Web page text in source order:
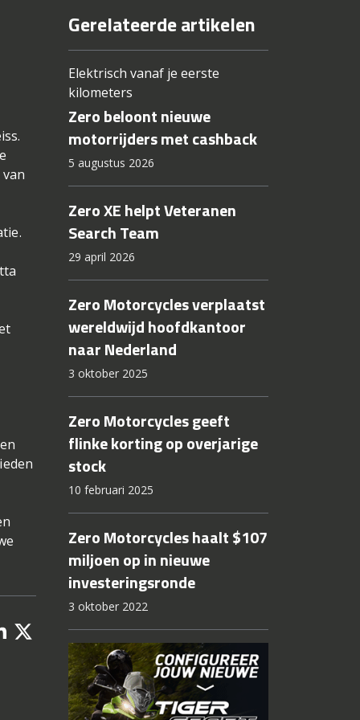
Gerelateerde artikelen
Elektrisch vanaf je eerste
kilometers
Zero beloont nieuwe
motorrijders met cashback
5 augustus 2026
Zero XE helpt Veteranen
Search Team
29 april 2026
Zero Motorcycles verplaatst
wereldwijd hoofdkantoor
naar Nederland
3 oktober 2025
Zero Motorcycles geeft
flinke korting op overjarige
stock
10 februari 2025
Zero Motorcycles haalt $107
miljoen op in nieuwe
investeringsronde
3 oktober 2022